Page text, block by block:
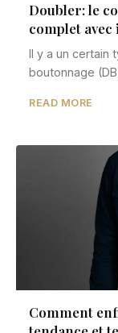
Doubler: le
complet
Il y a un certain
boutonnage
READ MORE
Comment